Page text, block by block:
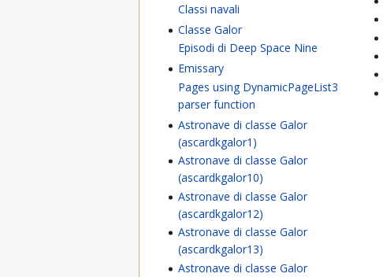
Classi navali
Classe Galor
Episodi di Deep Space Nine
Emissary
Pages using DynamicPageList3
parser function
Astronave di classe Galor
(ascardkgalor1)
Astronave di classe Galor
(ascardkgalor10)
Astronave di classe Galor
(ascardkgalor12)
Astronave di classe Galor
(ascardkgalor13)
Astronave di classe Galor